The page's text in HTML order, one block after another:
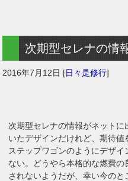
次期型セレナの情
2016年7月12日 [日々是修行]
次期型セレナの情報がネット
いたデザインだけれど、期待
ステップワゴンのようにデザ
ない。どうやら本格的な燃費
されないようだが、幸い今の